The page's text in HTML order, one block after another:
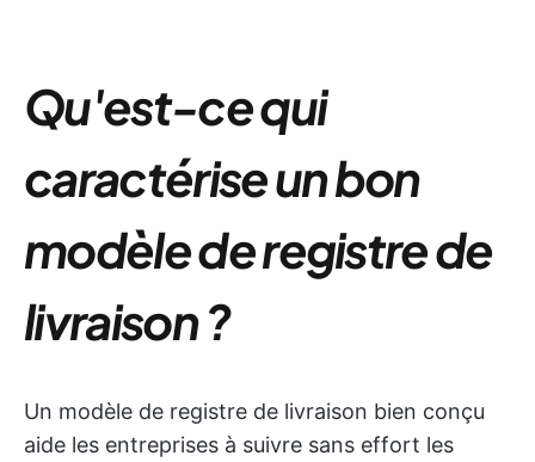
Qu'est-ce qui
caractérise un bon
modèle de registre de
livraison ?
Un modèle de registre de livraison bien conçu
aide les entreprises à suivre sans effort les